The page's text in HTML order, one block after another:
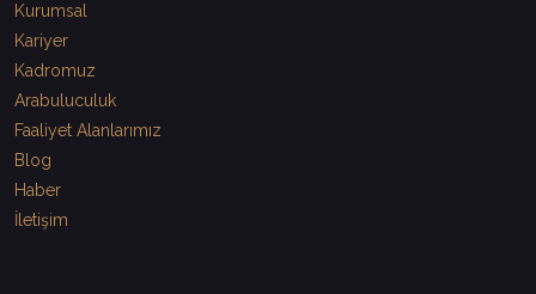
Kurumsal
Kariyer
Kadromuz
Arabuluculuk
Faaliyet Alanlarımız
Blog
Haber
İletişim